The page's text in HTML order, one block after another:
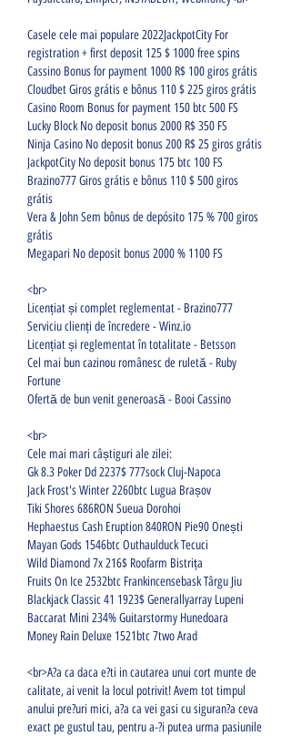
Casele cele mai populare 2022JackpotCity For
registration + first deposit 125 $ 1000 free spins
Cassino Bonus for payment 1000 R$ 100 giros grátis
Cloudbet Giros grátis e bônus 110 $ 225 giros grátis
Casino Room Bonus for payment 150 btc 500 FS
Lucky Block No deposit bonus 2000 R$ 350 FS
Ninja Casino No deposit bonus 200 R$ 25 giros grátis
JackpotCity No deposit bonus 175 btc 100 FS
Brazino777 Giros grátis e bônus 110 $ 500 giros
grátis
Vera & John Sem bônus de depósito 175 % 700 giros
grátis
Megapari No deposit bonus 2000 % 1100 FS
<br>
Licențiat și complet reglementat - Brazino777
Serviciu clienți de încredere - Winz.io
Licențiat și reglementat în totalitate - Betsson
Cel mai bun cazinou românesc de ruletă - Ruby
Fortune
Ofertă de bun venit generoasă - Booi Cassino
<br>
Cele mai mari câștiguri ale zilei:
Gk 8.3 Poker Dd 2237$ 777sock Cluj-Napoca
Jack Frost's Winter 2260btc Lugua Brașov
Tiki Shores 686RON Sueua Dorohoi
Hephaestus Cash Eruption 840RON Pie90 Onești
Mayan Gods 1546btc Outhaulduck Tecuci
Wild Diamond 7x 216$ Roofarm Bistrița
Fruits On Ice 2532btc Frankincensebask Târgu Jiu
Blackjack Classic 41 1923$ Generallyarray Lupeni
Baccarat Mini 234% Guitarstormy Hunedoara
Money Rain Deluxe 1521btc 7two Arad
<br>A?a ca daca e?ti in cautarea unui cort munte de
calitate, ai venit la locul potrivit! Avem tot timpul
anului pre?uri mici, a?a ca vei gasi cu siguran?a ceva
exact pe gustul tau, pentru a-?i putea urma pasiunile